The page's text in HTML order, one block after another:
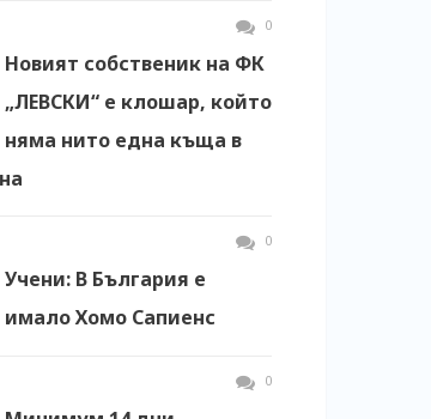
0
Новият собственик на ФК
„ЛЕВСКИ“ е клошар, който
няма нито една къща в
0
Учени: В България е
имало Хомо Сапиенс
0